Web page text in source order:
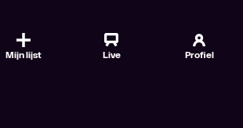
Mijn lijst Live Profiel